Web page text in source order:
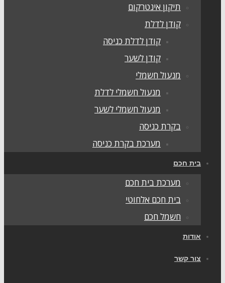
תיקון אינטרקום
קודן לדלת
קודן לדלת כניסה
קודן לשער
מנעול חשמלי
מנעול חשמלי לדלת
מנעול חשמלי לשער
בקרת כניסה
מערכת בקרת כניסה
חכם
מערכת בית חכם
בית חכם אלחוטי
חשמל חכם
קשר